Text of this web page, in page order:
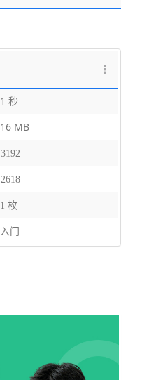
1 秒
16 MB
3192
2618
1 枚
入门